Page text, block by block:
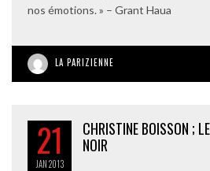
nos émotions. » – Grant Haua
LA PARIZIENNE
21
JAN2013
CHRISTINE BOISSON ;
NOIR